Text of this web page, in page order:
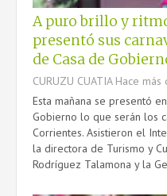
A puro brillo y
presentó sus
de Casa de
CURUZU CUATIA Hace más
Esta mañana se presentó
Gobierno lo que serán los
Corrientes. Asistieron el
la directora de Turismo y
Rodríguez Talamona y la